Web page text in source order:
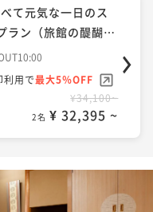
て元気な一日のス
ラン（旅館の醍醐
利用で最大5％OFF
¥34,100~
2名 ¥ 32,395 ~